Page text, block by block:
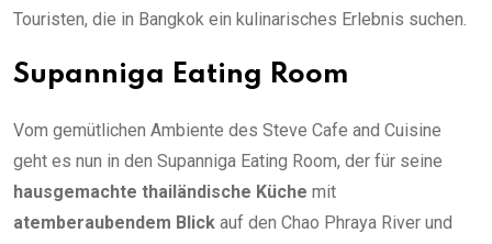
Touristen, die in Bangkok ein kulinarisches Erlebnis suchen.
Supanniga Eating Room
Vom gemütlichen Ambiente des Steve Cafe and Cuisine
geht es nun in den Supanniga Eating Room, der für seine
hausgemachte thailändische Küche mit
atemberaubendem Blick auf den Chao Phraya River und